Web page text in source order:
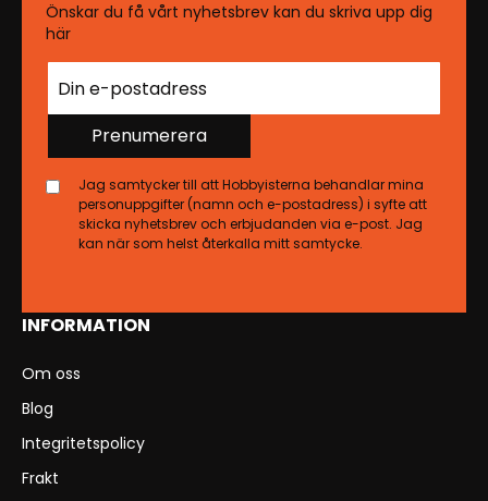
INFORMATION
Om oss
Blog
Integritetspolicy
Frakt
Önskar du få vårt nyhetsbrev kan du skriva upp dig
här
Prenumerera
Jag samtycker till att Hobbyisterna behandlar mina
personuppgifter (namn och e-postadress) i syfte att
skicka nyhetsbrev och erbjudanden via e-post. Jag
kan när som helst återkalla mitt samtycke.